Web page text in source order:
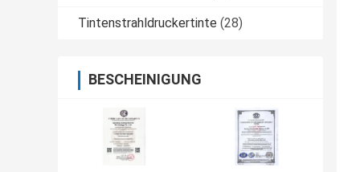
Tintenstrahldruckertinte (28)
BESCHEINIGUNG